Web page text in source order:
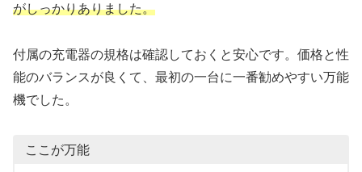
がしっかりありました。
付属の充電器の規格は確認しておくと安心です。価格と性
能のバランスが良くて、最初の一台に一番勧めやすい万能
機でした。
ここが万能